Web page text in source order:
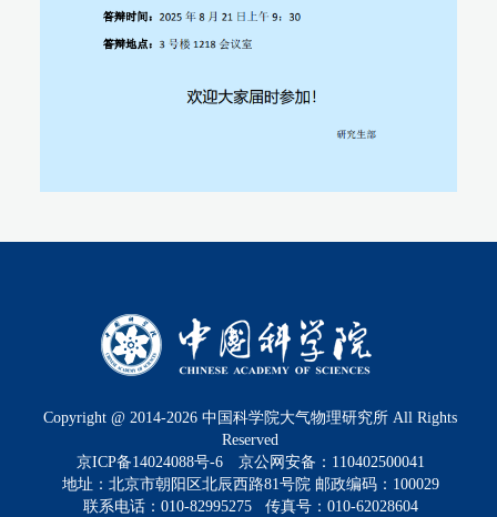
Copyright @ 2014-2026 中国科学院大气物理研究所 All Rights
Reserved
京ICP备14024088号-6
京公网安备：110402500041
地址：北京市朝阳区北辰西路81号院 邮政编码：100029
联系电话：010-82995275 传真号：010-62028604